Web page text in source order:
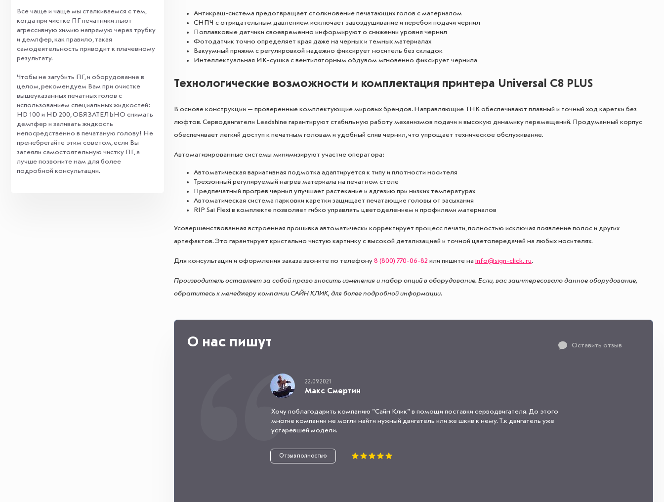
Все чаще и чаще мы сталкиваемся с тем,
когда при чистке ПГ печатники льют
агрессивную химию напрямую через трубку
и демпфер, как правило, такая
самодеятельность приводит к плачевному
результату.
Чтобы не загубить ПГ, и оборудование в
целом, рекомендуем Вам при очистке
вышеуказанных печатных голов с
использованием специальных жидкостей:
HD 100 и HD 200, ОБЯЗАТЕЛЬНО снимать
демпфер и заливать жидкость
непосредственно в печатаную голову! Не
пренебрегайте этим советом, если Вы
затеяли самостоятельную чистку ПГ, а
лучше позвоните нам для более
подробной консультации.
Антикраш-система предотвращает столкновение печатающих голов с материалом
СНПЧ с отрицательным давлением исключает завоздушивание и перебои подачи чернил
Поплавковые датчики своевременно информируют о снижении уровня чернил
Фотодатчик точно определяет края даже на черных и темных материалах
Вакуумный прижим с регулировкой надежно фиксирует носитель без складок
Интеллектуальная ИК-сушка с вентиляторным обдувом мгновенно фиксирует чернила
Технологические возможности и комплектация принтера Universal C8 PLUS
В основе конструкции — проверенные комплектующие мировых брендов. Направляющие THK обеспечивают плавный и точный ход каретки без
люфтов. Серводвигатели Leadshine гарантируют стабильную работу механизмов подачи и высокую динамику перемещений. Продуманный корпус
обеспечивает легкий доступ к печатным головам и удобный слив чернил, что упрощает техническое обслуживание.
Автоматизированные системы минимизируют участие оператора:
Автоматическая вариативная подмотка адаптируется к типу и плотности носителя
Трехзонный регулируемый нагрев материала на печатном столе
Предпечатный прогрев чернил улучшает растекание и адгезию при низких температурах
Автоматическая система парковки каретки защищает печатающие головы от засыхания
RIP Sai Flexi в комплекте позволяет гибко управлять цветоделением и профилями материалов
Усовершенствованная встроенная прошивка автоматически корректирует процесс печати, полностью исключая появление полос и других
артефактов. Это гарантирует кристально чистую картинку с высокой детализацией и точной цветопередачей на любых носителях.
Для консультации и оформления заказа звоните по телефону 8 (800) 770-06-82 или пишите на info@sign-click. ru.
Производитель оставляет за собой право вносить изменения и набор опций в оборудование. Если, вас заинтересовало данное оборудование,
обратитесь к менеджеру компании САЙН КЛИК, для более подробной информации.
О нас пишут Оставить отзыв
22.09.2021
Макс Смертин
Хочу поблагодарить компанию "Сайн Клик" в помощи поставки серводвигателя. До этого
многие компании не могли найти нужный двигатель или же шкив к нему. Т.к двигатель уже
устаревшей модели.
Отзыв полностью